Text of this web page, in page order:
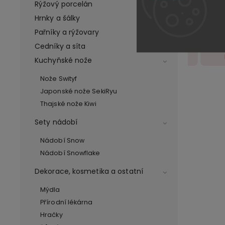
Rýžový porcelán
Hrnky a šálky
Pařníky a rýžovary
Cedníky a síta
Kuchyňské nože
Nože Swityf
Japonské nože SekiRyu
Thajské nože Kiwi
Sety nádobí
Nádobí Snow
Nádobí Snowflake
Dekorace, kosmetika a ostatní
Mýdla
Přírodní lékárna
Hračky